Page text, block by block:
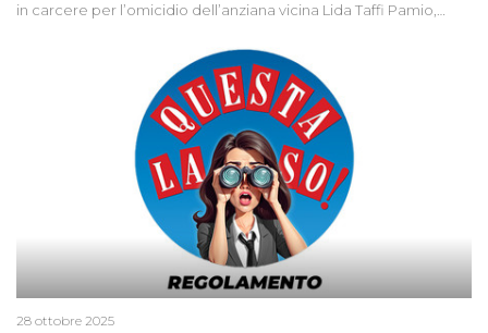
in carcere per l’omicidio dell’anziana vicina Lida Taffi Pamio,
minuscola su una collanina, Monica si proclama innocente. Nel
2015 un’altra donna confessa lo stesso delitto, poi ritratta. Due
colpevoli per un solo omicidio: errore giudiziario o giustizia
28 ottobre 2025